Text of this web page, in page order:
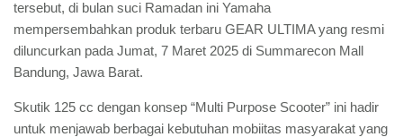
tersebut, di bulan suci Ramadan ini Yamaha
mempersembahkan produk terbaru GEAR ULTIMA yang resmi
diluncurkan pada Jumat, 7 Maret 2025 di Summarecon Mall
Bandung, Jawa Barat.
Skutik 125 cc dengan konsep “Multi Purpose Scooter” ini hadir
untuk menjawab berbagai kebutuhan mobiitas masyarakat yang